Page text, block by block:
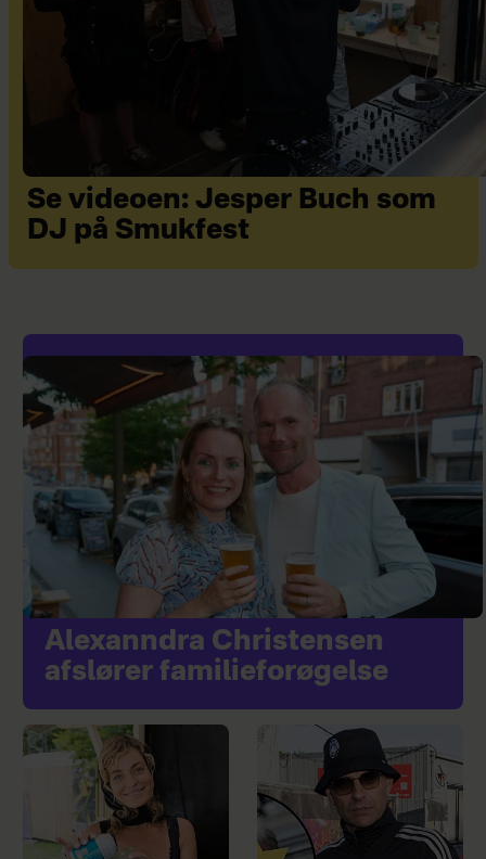
Se videoen: Jesper Buch som
DJ på Smukfest
Alexanndra Christensen
afslører familieforøgelse